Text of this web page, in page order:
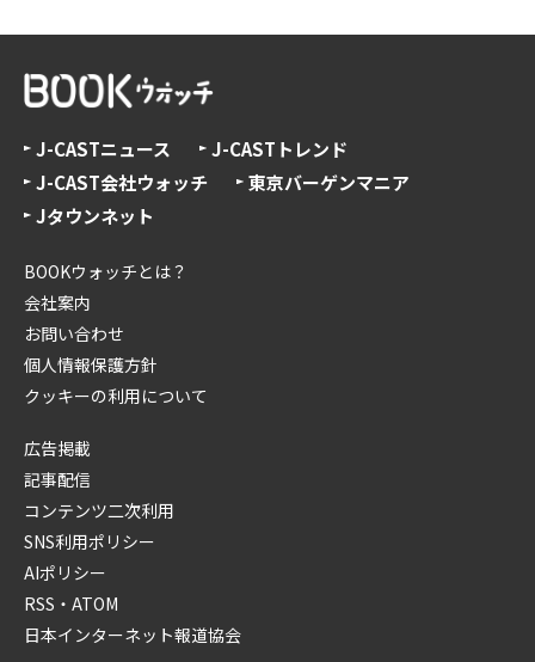
J-CASTニュース
J-CASTトレンド
J-CAST会社ウォッチ
東京バーゲンマニア
Jタウンネット
BOOKウォッチとは？
会社案内
お問い合わせ
個人情報保護方針
クッキーの利用について
広告掲載
記事配信
コンテンツ二次利用
SNS利用ポリシー
AIポリシー
RSS・ATOM
日本インターネット報道協会